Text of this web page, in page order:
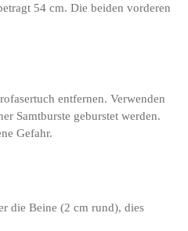
54 cm. Die beiden vorderen
entfernen. Verwenden
Samtburste geburstet werden.
Gefahr.
die Beine (2 cm rund), dies